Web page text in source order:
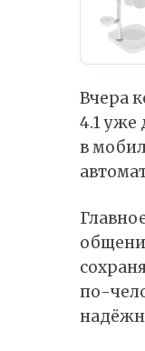
Вчера
4.1 уже
в
по-